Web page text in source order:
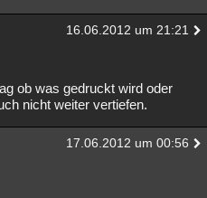
16.06.2012 um 21:21
ob was gedruckt wird oder
nicht weiter vertiefen.
17.06.2012 um 00:56